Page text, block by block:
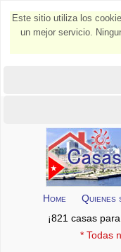
Este sitio utiliza los
un mejor servicio.
Home Quienes
¡821 casas
* Todas